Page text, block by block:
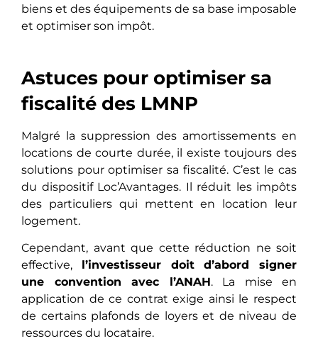
biens et des équipements de sa base imposable
et optimiser son impôt.
Astuces pour optimiser sa
fiscalité des LMNP
Malgré la suppression des amortissements en
locations de courte durée, il existe toujours des
solutions pour optimiser sa fiscalité. C’est le cas
du dispositif Loc’Avantages. Il réduit les impôts
des particuliers qui mettent en location leur
logement.
Cependant, avant que cette réduction ne soit
effective, l’investisseur doit d’abord signer
une convention avec l’ANAH. La mise en
application de ce contrat exige ainsi le respect
de certains plafonds de loyers et de niveau de
ressources du locataire.